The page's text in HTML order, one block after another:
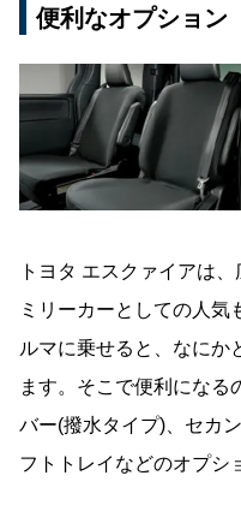
便利なオプション
トヨタ エスクァイアは
ミリーカーとしての人気
ルマに乗せると、なにか
ます。そこで便利になる
バー(撥水タイプ)、セカ
フトトレイなどのオプシ